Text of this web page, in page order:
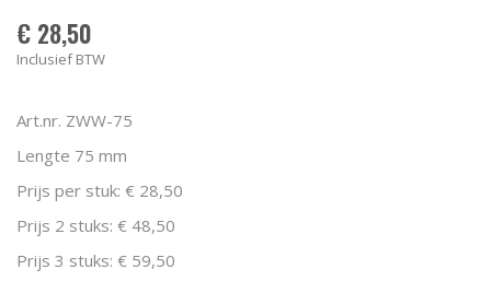
€ 28,50
Inclusief BTW
Art.nr. ZWW-75
Lengte 75 mm
Prijs per stuk: € 28,50
Prijs 2 stuks: € 48,50
Prijs 3 stuks: € 59,50